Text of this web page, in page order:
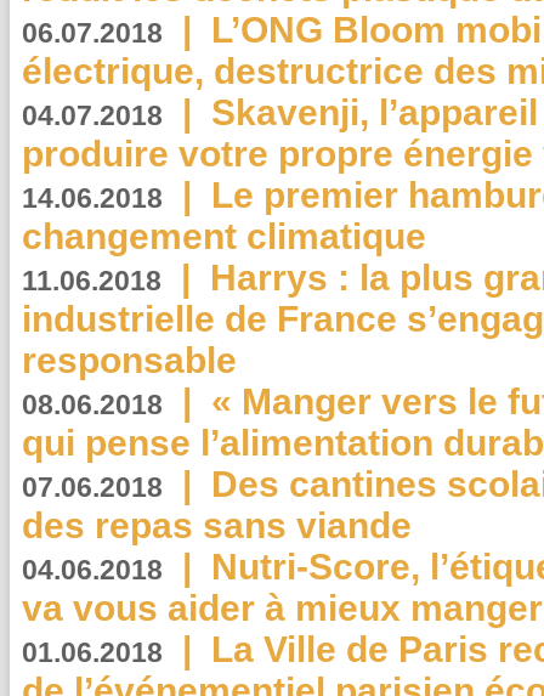
06.07.2018 | L’ONG Bloom
électrique, destructrice des
04.07.2018 | Skavenji,
produire votre propre
14.06.2018 | Le premier
changement climatique
11.06.2018 | Harrys : la plus
industrielle de France
responsable
08.06.2018 | « Manger vers le
qui pense l’alimentation
07.06.2018 | Des cantines
des repas sans viande
04.06.2018 | Nutri-Score,
va vous aider à mieux
01.06.2018 | La Ville de Paris